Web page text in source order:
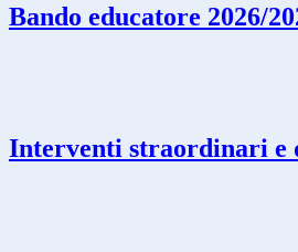
Bando educatore 2026/
Interventi straordinari e